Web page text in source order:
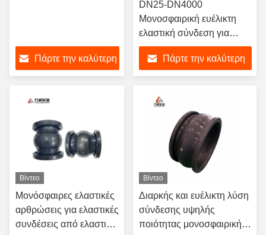
Πάρτε την καλύτερη
DN25-DN4000
Μονοσφαιρική ευέλικτη
ελαστική σύνδεση για
θερμοκρασία από -15°C
έως 80°CΠάρτε την καλύτερη
Βίντεο
Μονόσφαιρες ελαστικές
αρθρώσεις για ελαστικές
συνδέσεις από ελαστικό
Βίντεο
Διαρκής και ευέλικτη λύση
σύνδεσης υψηλής
ποιότητας μονοσφαιρικής